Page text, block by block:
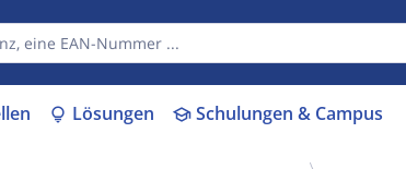
lightbulb Lösungen schoolSchulungen & Campus